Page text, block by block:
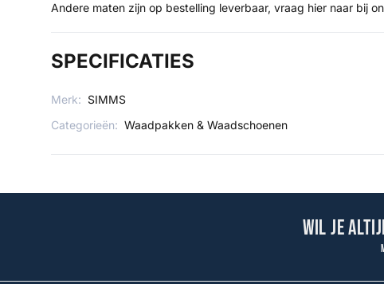
Andere maten zijn op bestelling leverbaar, vraag hier naar bij
SPECIFICATIES
Merk: SIMMS
Categorieën: Waadpakken & Waadschoenen
Wil je